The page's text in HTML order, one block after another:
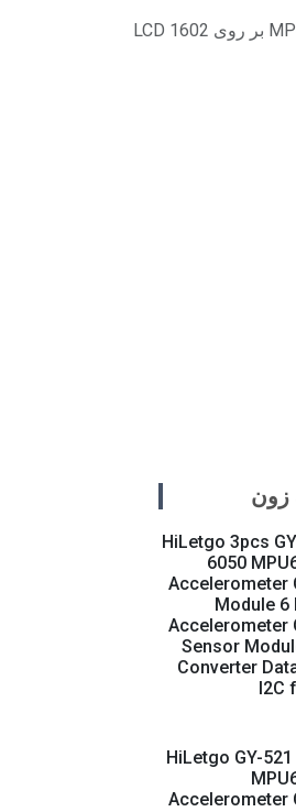
نمایش داده‌های حساس(حس کننده) MPU-6050 بر روی LCD 1602
زون
HiLetgo 3pcs
6050
Accelerometer
Module 6
Accelerometer
Sensor
Converter
I2C
HiLetgo GY-
Accelerometer